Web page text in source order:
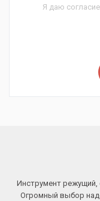
Я даю
Инструмент режущий,
Огромный выбор